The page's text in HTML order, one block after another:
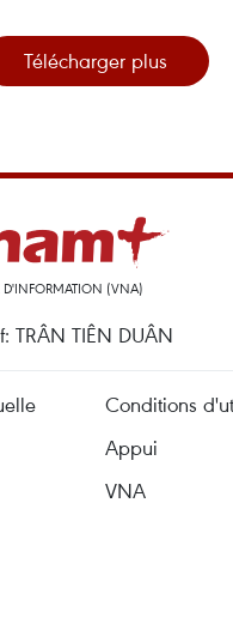
Télécharger plus
(VNA)
TRÂN TIÊN DUÂN
Conditions
Appui
VNA